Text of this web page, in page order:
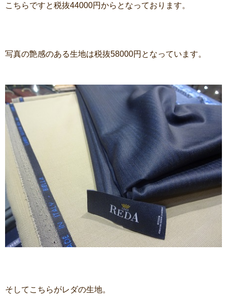
こちらですと税抜44000円からとなっております。
写真の艶感のある生地は税抜58000円となっています。
そしてこちらがレダの生地。